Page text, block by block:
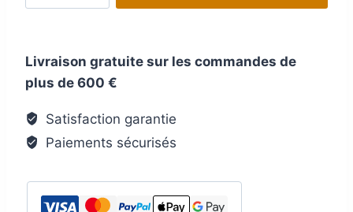
Gaz
PartyGrill
CV
pour
Livraison gratuite sur les commandes de
plus de 600 €
Satisfaction garantie
Paiements sécurisés